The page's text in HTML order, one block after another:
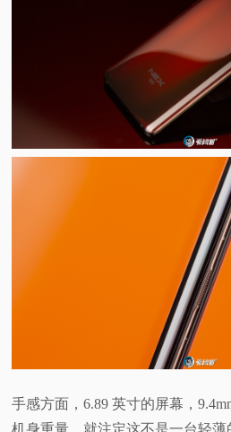
手感方面，6.89 英寸的屏幕，
机身重量，就注定这不是一台轻